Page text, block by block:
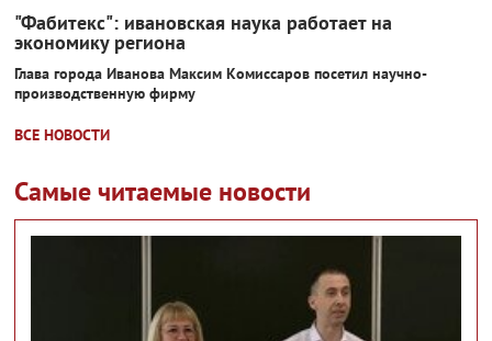
"Фабитекс": ивановская наука работает на
экономику региона
Глава города Иванова Максим Комиссаров посетил научно-
производственную фирму
ВСЕ НОВОСТИ
Самые читаемые новости